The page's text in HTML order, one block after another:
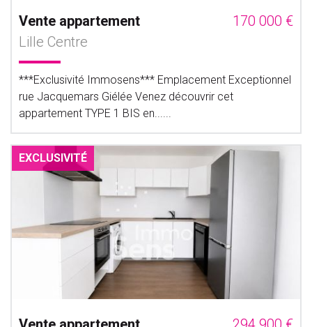
Vente appartement
170 000 €
Lille Centre
***Exclusivité Immosens*** Emplacement Exceptionnel
rue Jacquemars Giélée Venez découvrir cet
appartement TYPE 1 BIS en......
EXCLUSIVITÉ